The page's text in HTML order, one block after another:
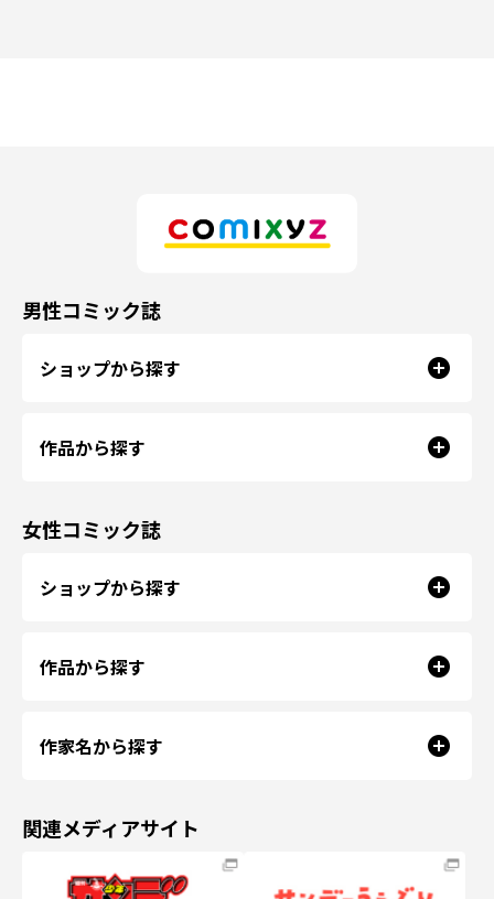
男性コミック誌
ショップから探す
作品から探す
女性コミック誌
ショップから探す
作品から探す
作家名から探す
関連メディアサイト